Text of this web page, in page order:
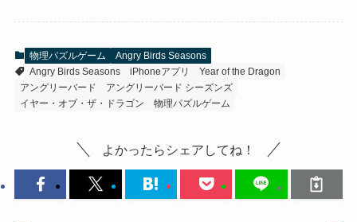
物理パズルゲーム
Angry Birds Seasons
Angry Birds Seasons
iPhoneアプリ
Year of the Dragon
アングリーバード
アングリーバード シーズンズ
イヤー・オブ・ザ・ドラゴン
物理パズルゲーム
よかったらシェアしてね！